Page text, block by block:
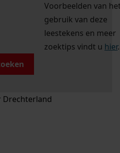
Voorbeelden van
gebruik van deze
leestekens en meer
zoektips vindt u hier.